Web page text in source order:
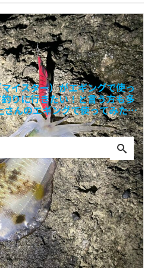
イスター）がエギングで使っ
りに行きたい！と言う方も多
んのエギングで使ってみた